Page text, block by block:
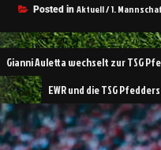
Posted in Aktuell / 1.
Gianni Auletta wechselt zur TSG
EWR und die TSG